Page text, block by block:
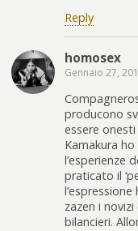
Reply
homosex
Gennaio 27,
producono
essere
Kamakura ho
l’esperienze
praticato il
zazen i
bilancieri.